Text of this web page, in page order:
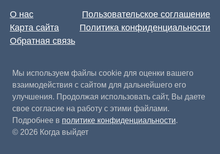
О нас
Пользовательское соглашение
Карта сайта
Политика конфиденциальности
Обратная связь
Мы используем файлы cookie для оценки вашего
взаимодействия с сайтом для дальнейшего его
улучшения. Продолжая использовать сайт, Вы даете
свое согласие на работу с этими файлами.
Подробнее в политике конфиденциальности.
© 2026 Когда выйдет